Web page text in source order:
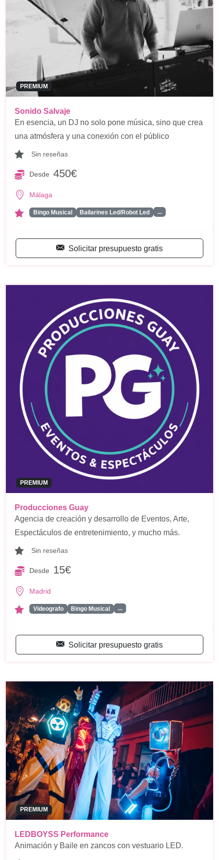
PREMIUM
Sonido Salvaje
En esencia, un DJ no solo pone música, sino que crea
una atmósfera y una conexión con el público
Sin reseñas
Desde 450€
Málaga
Bingo Musical Bailarines Led/Robot Led ...
Solicitar presupuesto gratis
PREMIUM
Producciones Guay
Agencia de creación y desarrollo de Eventos, Arte,
Espectáculos de entretenimiento, y mucho más.
Sin reseñas
Desde 15€
Madrid
Videografo Bingo Musical ...
Solicitar presupuesto gratis
PREMIUM
LEDBOYSS Performance
Animación y Baile en zancos con vestuario LED.